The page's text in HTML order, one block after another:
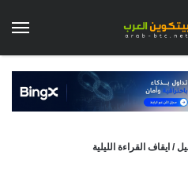
/ ايقاف القراءة الليلية